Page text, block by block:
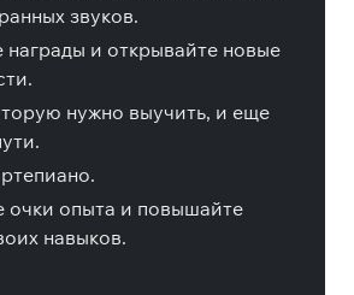
звуков.
награды и открывайте новые
нужно выучить, и еще
очки опыта и повышайте
навыков.